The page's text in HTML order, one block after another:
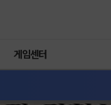
게임센터